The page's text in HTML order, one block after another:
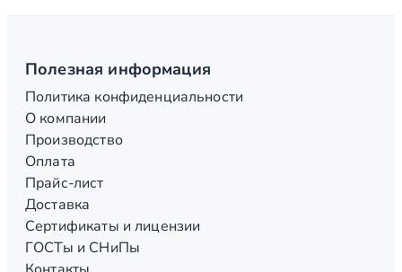
Полезная информация
Политика конфиденциальности
О компании
Производство
Оплата
Прайс-лист
Доставка
Сертификаты и лицензии
ГОСТы и СНиПы